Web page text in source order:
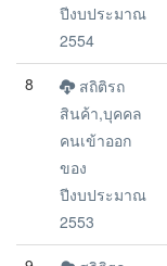
ปีงบประมาณ
2554
8
สถิติรถ
สินค้า,บุคคล
คนเข้าออก
ของ
ปีงบประมาณ
2553